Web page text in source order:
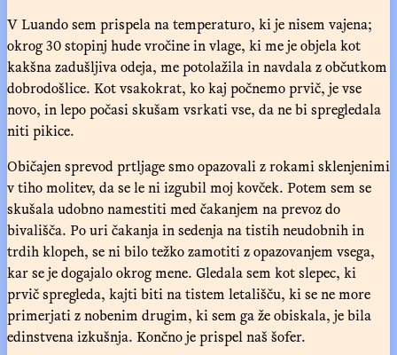
V Luando sem prispela na temperaturo, ki je nisem vajena;
okrog 30 stopinj hude vročine in vlage, ki me je objela kot
kakšna zadušljiva odeja, me potolažila in navdala z občutkom
dobrodošlice. Kot vsakokrat, ko kaj počnemo prvič, je vse
novo, in lepo počasi skušam vsrkati vse, da ne bi spregledala
niti pikice.
Običajen sprevod prtljage smo opazovali z rokami sklenjenimi
v tiho molitev, da se le ni izgubil moj kovček. Potem sem se
skušala udobno namestiti med čakanjem na prevoz do
bivališča. Po uri čakanja in sedenja na tistih neudobnih in
trdih klopeh, se ni bilo težko zamotiti z opazovanjem vsega,
kar se je dogajalo okrog mene. Gledala sem kot slepec, ki
prvič spregleda, kajti biti na tistem letališču, ki se ne more
primerjati z nobenim drugim, ki sem ga že obiskala, je bila
edinstvena izkušnja. Končno je prispel naš šofer.